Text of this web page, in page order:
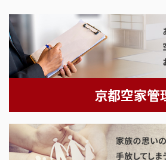
京都空家管